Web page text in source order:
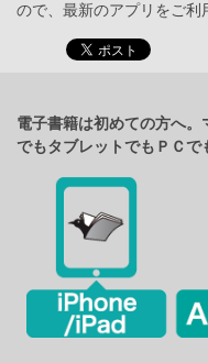
ので、最新のアプリをご利
電子書籍は初めての方へ
でもタブレットでもＰＣで